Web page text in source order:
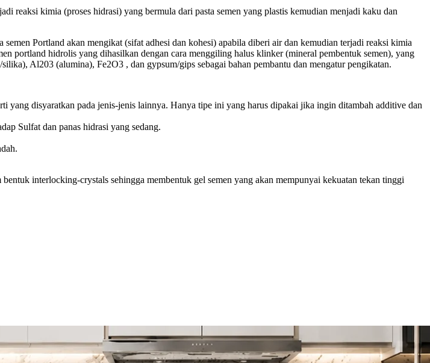
reaksi kimia (proses hidrasi) yang bermula dari pasta semen yang plastis kemudian menjadi kaku dan
Portland akan mengikat (sifat adhesi dan kohesi) apabila diberi air dan kemudian terjadi reaksi kimia
portland hidrolis yang dihasilkan dengan cara menggiling halus klinker (mineral pembentuk semen), yang
Al203 (alumina), Fe2O3 ­, dan gypsum/gips sebagai bahan pembantu dan mengatur pengikatan.
yang disyaratkan pada jenis-jenis lainnya. Hanya tipe ini yang harus dipakai jika ingin ditambah additive dan
Sulfat dan panas hidrasi yang sedang.
interlocking-crystals sehingga membentuk gel semen yang akan mempunyai kekuatan tekan tinggi